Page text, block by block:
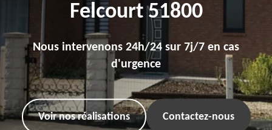
Felcourt 51800
Nous intervenons 24h/24 sur 7j/7 en cas
d'urgence
Voir nos réalisations Contactez-nous